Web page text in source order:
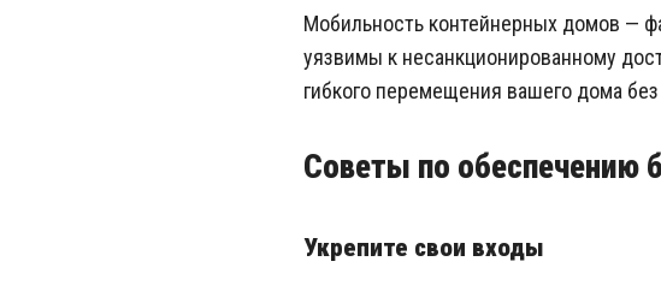
Мобильность контейнерных домов —
уязвимы к несанкционированному
гибкого перемещения вашего дома
Советы по обеспечению
Укрепите свои входы